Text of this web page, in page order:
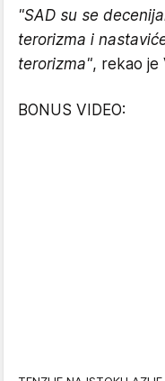
"SAD su se
terorizma i
terorizma", rekao je
BONUS VIDEO: